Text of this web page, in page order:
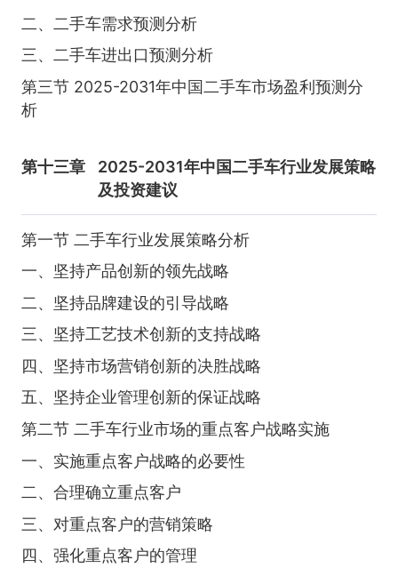
二、二手车需求预测分析
三、二手车进出口预测分析
第三节 2025-2031年中国二手车市场盈利预测分
析
第十三章
2025-2031年中国二手车行业发展策略
及投资建议
第一节 二手车行业发展策略分析
一、坚持产品创新的领先战略
二、坚持品牌建设的引导战略
三、坚持工艺技术创新的支持战略
四、坚持市场营销创新的决胜战略
五、坚持企业管理创新的保证战略
第二节 二手车行业市场的重点客户战略实施
一、实施重点客户战略的必要性
二、合理确立重点客户
三、对重点客户的营销策略
四、强化重点客户的管理